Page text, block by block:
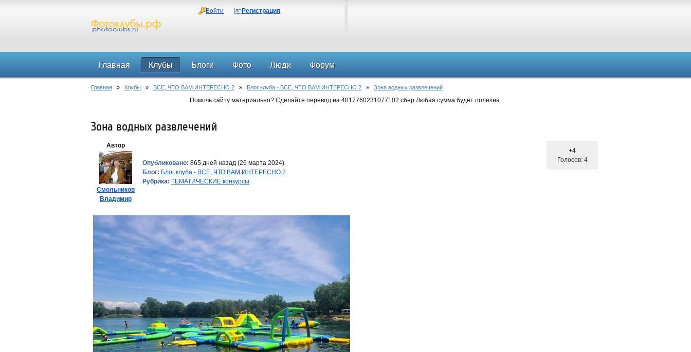
Войти Регистрация
Главная Клубы Блоги Фото Люди Форум
Главная » Клубы » ВСЕ, ЧТО ВАМ ИНТЕРЕСНО 2 » Блог клуба - ВСЕ, ЧТО ВАМ ИНТЕРЕСНО 2 » Зона водных развлечений
Помочь сайту материально? Сделайте перевод на 4817760231077102 сбер.Любая сумма будет полезна.
Зона водных развлечений
Автор
Смольников
Владимир
Опубликовано: 865 дней назад (26 марта 2024)
Блог: Блог клуба - ВСЕ, ЧТО ВАМ ИНТЕРЕСНО 2
Рубрика: ТЕМАТИЧЕСКИЕ конкурсы
+4
Голосов: 4